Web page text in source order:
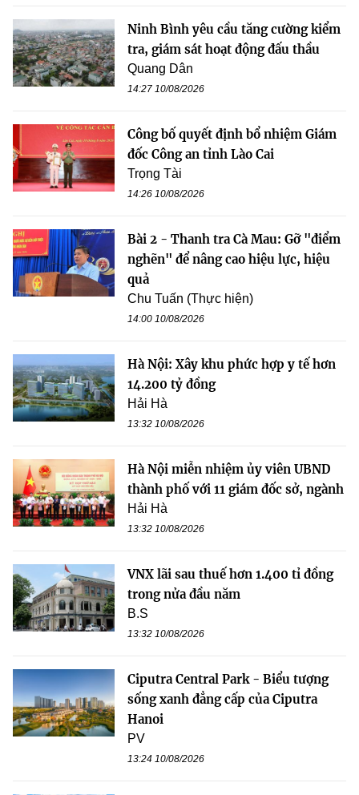
Ninh Bình yêu cầu tăng cường kiểm
tra, giám sát hoạt động đấu thầu
Quang Dân
14:27 10/08/2026
Công bố quyết định bổ nhiệm Giám
đốc Công an tỉnh Lào Cai
Trọng Tài
14:26 10/08/2026
Bài 2 - Thanh tra Cà Mau: Gỡ "điểm
nghẽn" để nâng cao hiệu lực, hiệu
quả
Chu Tuấn (Thực hiện)
14:00 10/08/2026
Hà Nội: Xây khu phức hợp y tế hơn
14.200 tỷ đồng
Hải Hà
13:32 10/08/2026
Hà Nội miễn nhiệm ủy viên UBND
thành phố với 11 giám đốc sở, ngành
Hải Hà
13:32 10/08/2026
VNX lãi sau thuế hơn 1.400 tỉ đồng
trong nửa đầu năm
B.S
13:32 10/08/2026
Ciputra Central Park - Biểu tượng
sống xanh đẳng cấp của Ciputra
Hanoi
PV
13:24 10/08/2026